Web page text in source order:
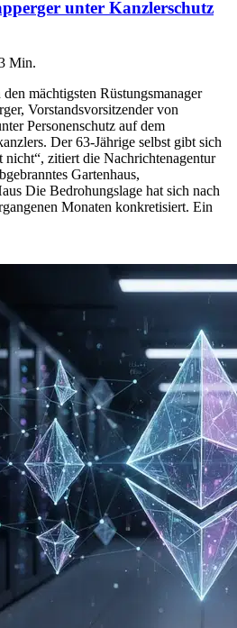
unter Kanzlerschutz
Min.
mächtigsten Rüstungsmanager
Vorstandsvorsitzender von
Personenschutz auf dem
Der 63-Jährige selbst gibt sich
zitiert die Nachrichtenagentur
Gartenhaus,
Die Bedrohungslage hat sich nach
Monaten konkretisiert. Ein